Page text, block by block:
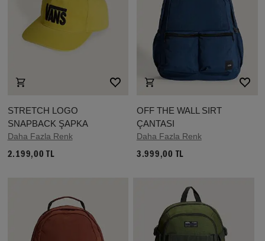
STRETCH LOGO
SNAPBACK ŞAPKA
Daha Fazla Renk
2.199,00 TL
OFF THE WALL SIRT
ÇANTASI
Daha Fazla Renk
3.999,00 TL